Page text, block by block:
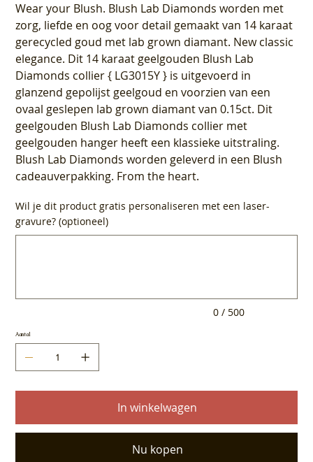
Wear your Blush. Blush Lab Diamonds worden met
zorg, liefde en oog voor detail gemaakt van 14 karaat
gerecycled goud met lab grown diamant. New classic
elegance. Dit 14 karaat geelgouden Blush Lab
Diamonds collier { LG3015Y } is uitgevoerd in
glanzend gepolijst geelgoud en voorzien van een
ovaal geslepen lab grown diamant van 0.15ct. Dit
geelgouden Blush Lab Diamonds collier met
geelgouden hanger heeft een klassieke uitstraling.
Blush Lab Diamonds worden geleverd in een Blush
cadeauverpakking. From the heart.
Wil je dit product gratis personaliseren met een laser-
gravure? (optioneel)
0 / 500
Aantal
In winkelwagen
Nu kopen